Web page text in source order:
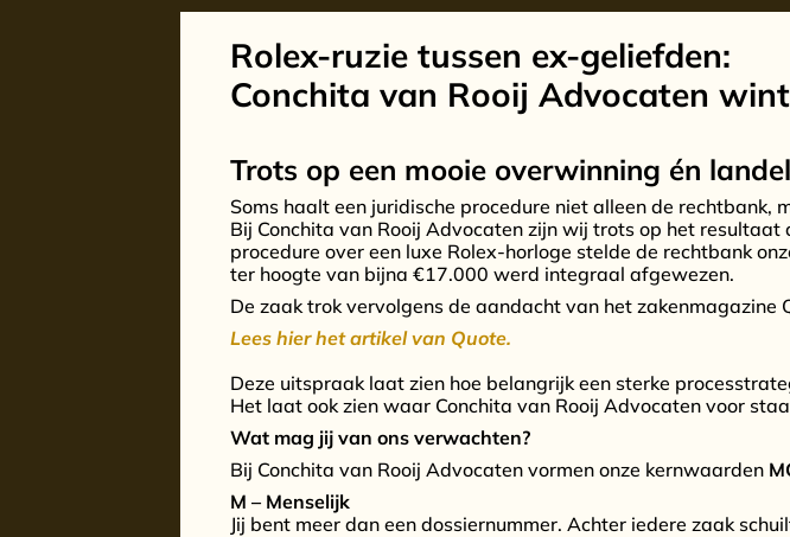
Rolex-ruzie tussen ex-geliefden:
Conchita van Rooij Advocaten
Trots op een mooie overwinning én
Soms haalt een juridische procedure niet alleen de rechtbank,
Bij Conchita van Rooij Advocaten zijn wij trots op het
procedure over een luxe Rolex-horloge stelde de rechtbank
ter hoogte van bijna €17.000 werd integraal afgewezen.
De zaak trok vervolgens de aandacht van het zakenmagazine
Lees hier het artikel van Quote.
Deze uitspraak laat zien hoe belangrijk een sterke
Het laat ook zien waar Conchita van Rooij Advocaten voor
Wat mag jij van ons verwachten?
Bij Conchita van Rooij Advocaten vormen onze kernwaarden
M – Menselijk
Jij bent meer dan een dossiernummer. Achter iedere zaak